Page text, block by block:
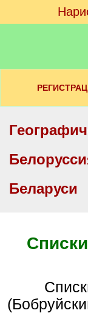
Беларуси
Списки избирателей по Минской губернии